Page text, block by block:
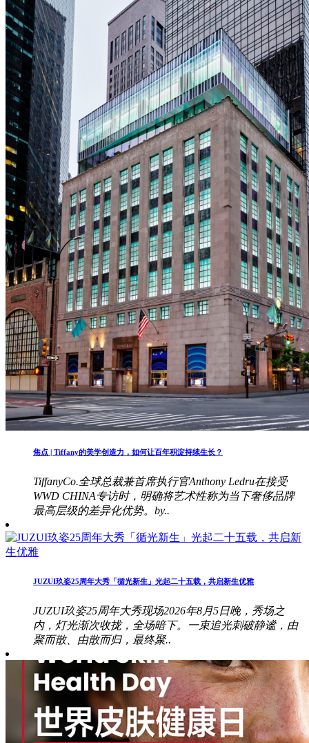
焦点 | Tiffany的美学创造力，如何让百年积淀持续生长？
TiffanyCo.全球总裁兼首席执行官Anthony Ledru在接受
WWD CHINA专访时，明确将艺术性称为当下奢侈品牌
最高层级的差异化优势。by..
JUZUI玖姿25周年大秀「循光新生」光起二十五载，共启新生优雅
JUZUI玖姿25周年大秀现场2026年8月5日晚，秀场之
内，灯光渐次收拢，全场暗下。一束追光刺破静谧，由
聚而散、由散而归，最终聚..